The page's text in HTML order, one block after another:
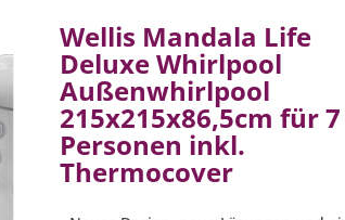
Wellis Mandala Life
Deluxe Whirlpool
Außenwhirlpool
215x215x86,5cm für 7
Personen inkl.
Thermocover